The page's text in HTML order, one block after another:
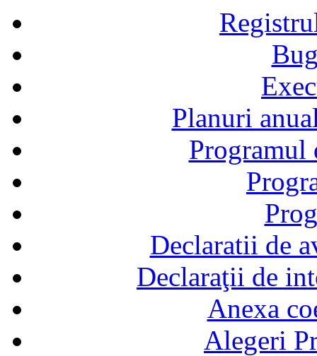
Planuri
Declaratii de
Declaraţii de
Anexa
Alegeri